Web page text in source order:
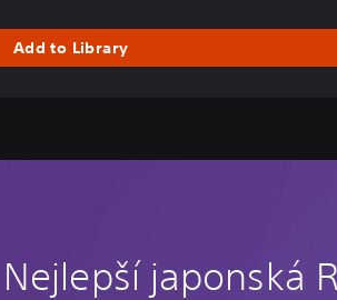
Add to Library
Nejlepší japonská